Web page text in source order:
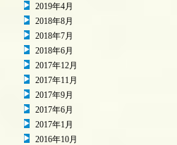
2019年4月
2018年8月
2018年7月
2018年6月
2017年12月
2017年11月
2017年9月
2017年6月
2017年1月
2016年10月